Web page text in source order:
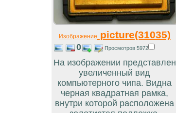
Изображение picture(31035)
0 Просмотров 5972
На изображении представлен
увеличенный вид
компьютерного чипа. Видна
черная квадратная рамка,
внутри которой расположена